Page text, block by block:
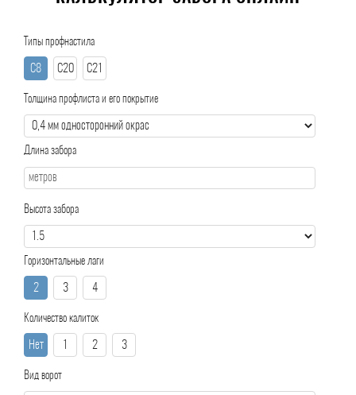
Типы профнастила
С8 С20 С21
Толщина профлиста и его покрытие
Длина забора
Высота забора
Горизонтальные лаги
2 3 4
Количество калиток
Нет 2 3
Вид ворот